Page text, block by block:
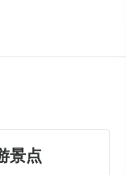
景点